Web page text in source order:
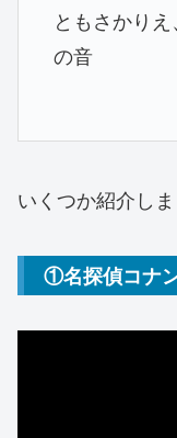
ともさかり
の音
いくつか紹介しま
①名探偵コナ